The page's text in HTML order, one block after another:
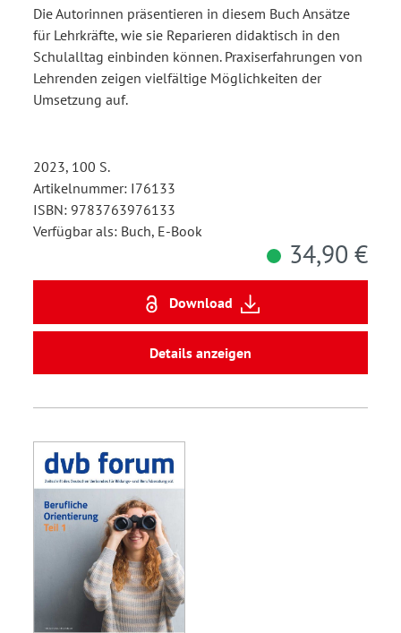
Die Autorinnen präsentieren in diesem Buch Ansätze
für Lehrkräfte, wie sie Reparieren didaktisch in den
Schulalltag einbinden können. Praxiserfahrungen von
Lehrenden zeigen vielfältige Möglichkeiten der
Umsetzung auf.
2023, 100 S.
Artikelnummer: I76133
ISBN: 9783763976133
Verfügbar als: Buch, E-Book
34,90 €
Download
Details anzeigen